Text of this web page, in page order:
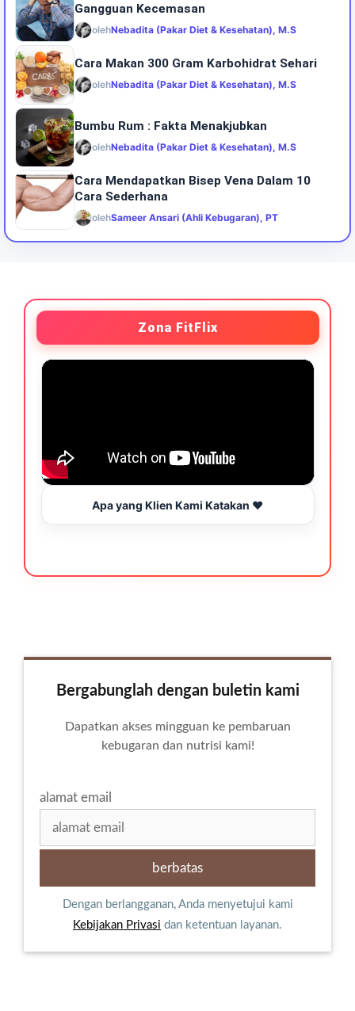
Gangguan Kecemasan
olehNebadita (Pakar Diet & Kesehatan), M.S
Cara Makan 300 Gram Karbohidrat Sehari
olehNebadita (Pakar Diet & Kesehatan), M.S
Bumbu Rum : Fakta Menakjubkan
olehNebadita (Pakar Diet & Kesehatan), M.S
Cara Mendapatkan Bisep Vena Dalam 10
Cara Sederhana
olehSameer Ansari (Ahli Kebugaran), PT
Zona FitFlix
Apa yang Klien Kami Katakan ❤️
Bergabunglah dengan buletin kami
Dapatkan akses mingguan ke pembaruan
kebugaran dan nutrisi kami!
alamat email
Dengan berlangganan, Anda menyetujui kami
Kebijakan Privasi dan ketentuan layanan.